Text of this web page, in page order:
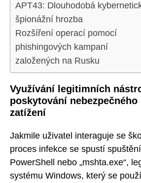
APT43: Dlouhodobá
špionážní hrozba
Rozšíření operací pomocí
phishingových kampaní
založených na Rusku
Využívání legitimních
poskytování nebezpečného
zatížení
Jakmile uživatel interaguje se
proces infekce se spustí
PowerShell nebo „mshta.exe“,
systému Windows, který se